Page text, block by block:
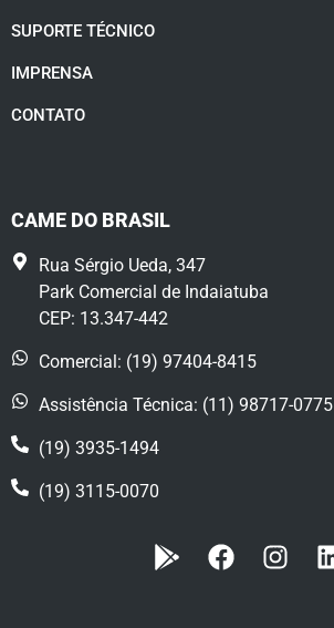
SUPORTE TÉCNICO
IMPRENSA
CONTATO
CAME DO BRASIL
Rua Sérgio Ueda, 347
Park Comercial de Indaiatuba
CEP: 13.347-442
Comercial: (19) 97404-8415
Assistência Técnica: (11) 98717-0775
(19) 3935-1494
(19) 3115-0070